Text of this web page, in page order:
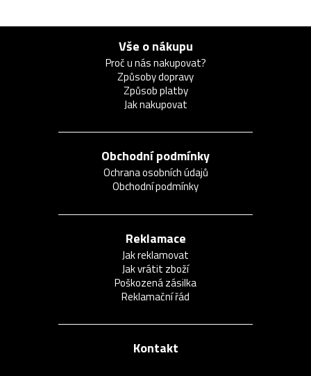
Vše o nákupu
Proč u nás nakupovat?
Způsoby dopravy
Způsob platby
Jak nakupovat
Obchodní podmínky
Ochrana osobních údajů
Obchodní podmínky
Reklamace
Jak reklamovat
Jak vrátit zboží
Poškozená zásilka
Reklamační řád
Kontakt